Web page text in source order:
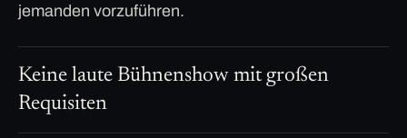
jemanden vorzuführen.
Keine laute Bühnenshow mit großen
Requisiten